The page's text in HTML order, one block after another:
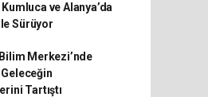
Kumluca ve Alanya’da
Sürüyor
Merkezi’nde
Tartıştı